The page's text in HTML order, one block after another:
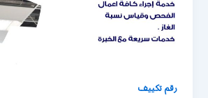
رقم تكييف